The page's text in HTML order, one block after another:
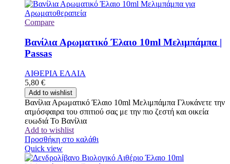
Compare
Βανίλια Αρωματικό Έλαιο 10ml Μελιμπάμπα |
Passas
ΑΙΘΕΡΙΑ ΕΛΑΙΑ
5,80 €
Add to wishlist
Βανίλια Αρωματικό Έλαιο 10ml Μελιμπάμπα Γλυκάνετε την
ατμόσφαιρα του σπιτιού σας με την πιο ζεστή και οικεία
ευωδιά Το Βανίλια
Add to wishlist
Προσθήκη στο καλάθι
Quick view